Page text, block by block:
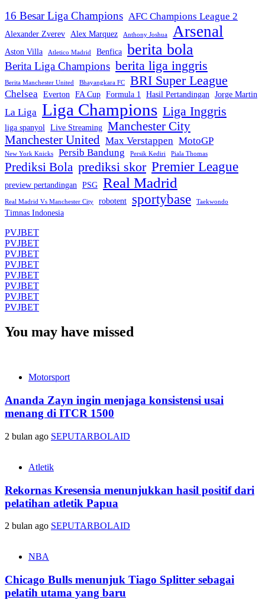
16 Besar Liga Champions AFC Champions League 2
Alexander Zverev Alex Marquez Anthony Joshua Arsenal
Aston Villa Atletico Madrid Benfica berita bola
Berita Liga Champions berita liga inggris
Berita Manchester United Bhayangkara FC BRI Super League
Chelsea Everton FA Cup Formula 1 Hasil Pertandingan Jorge Martin
La Liga Liga Champions Liga Inggris
liga spanyol Live Streaming Manchester City
Manchester United Max Verstappen MotoGP
New York Knicks Persib Bandung Persik Kediri Piala Thomas
Prediksi Bola prediksi skor Premier League
preview pertandingan PSG Real Madrid
Real Madrid Vs Manchester City robotent sportybase Taekwondo
Timnas Indonesia
PVJBET
PVJBET
PVJBET
PVJBET
PVJBET
PVJBET
PVJBET
PVJBET
You may have missed
Motorsport
Ananda Zayn ingin menjaga konsistensi usai
menang di ITCR 1500
2 bulan ago SEPUTARBOLAID
Atletik
Rekornas Kresensia menunjukkan hasil positif dari
pelatihan atletik Papua
2 bulan ago SEPUTARBOLAID
NBA
Chicago Bulls menunjuk Tiago Splitter sebagai
pelatih utama yang baru